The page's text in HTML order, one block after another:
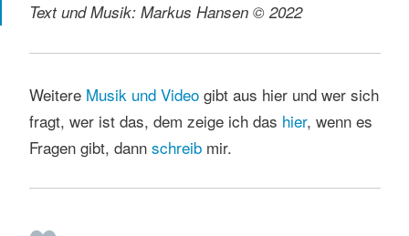
Text und Musik: Markus Hansen © 2022
Weitere Musik und Videogibt aus hier und wer sich
fragt, wer ist das, dem zeige ich das hier, wenn es
Fragen gibt, dann schreibmir.